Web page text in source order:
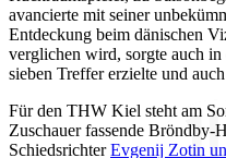
avancierte mit seiner
Entdeckung beim dänischen
verglichen wird, sorgte auch
sieben Treffer erzielte und
Für den THW Kiel steht am
Zuschauer fassende Bröndby-
SchiedsrichterEvgenij Zotin